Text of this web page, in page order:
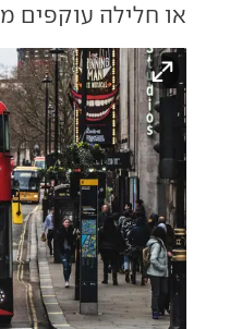
או חלילה עוקפים